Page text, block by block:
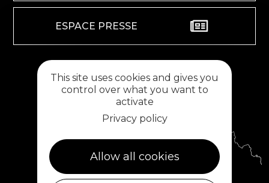
ESPACE PRESSE
This site uses cookies and gives you
control over what you want to
activate
Privacy policy
Allow all cookies